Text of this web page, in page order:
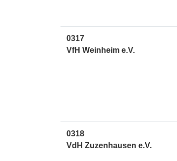
0317
VfH Weinheim e.V.
0318
VdH Zuzenhausen e.V.